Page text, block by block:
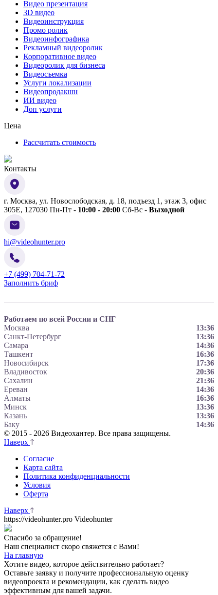
Видео презентация
3D видео
Видеоинструкция
Промо ролик
Видеоинфографика
Рекламный видеоролик
Корпоративное видео
Видеоролик для бизнеса
Видеосъемка
Услуги локализации
Видеопродакшн
ИИ видео
Доп услуги
Цена
Рассчитать стоимость
Контакты
г. Москва, ул. Новослободская, д. 18, подъезд 1, этаж 3, офис
305Е, 127030 Пн-Пт - 10:00 - 20:00 Сб-Вс - Выходной
hi@videohunter.pro
+7 (499) 704-71-72
Заполнить бриф
Работаем по всей России и СНГ
Москва
13:36
Санкт-Петербург
13:36
Самара
14:36
Ташкент
16:36
Новосибирск
17:36
Владивосток
20:36
Сахалин
21:36
Ереван
14:36
Алматы
16:36
Минск
13:36
Казань
13:36
Баку
14:36
© 2015 - 2026 Видеохантер. Все права защищены.
Наверх
Согласие
Карта сайта
Политика конфиденциальности
Условия
Оферта
Наверх
https://videohunter.pro Videohunter
Спасибо за обращение!
Наш специалист скоро свяжется с Вами!
На главную
Хотите видео, которое действительно работает?
Оставьте заявку и получите профессиональную оценку
видеопроекта и рекомендации, как сделать видео
эффективным для вашей задачи.